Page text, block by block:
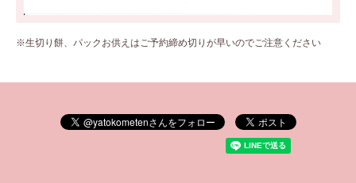
※生切り餅、パックお供えはご予約締め切りが早いのでご注意ください